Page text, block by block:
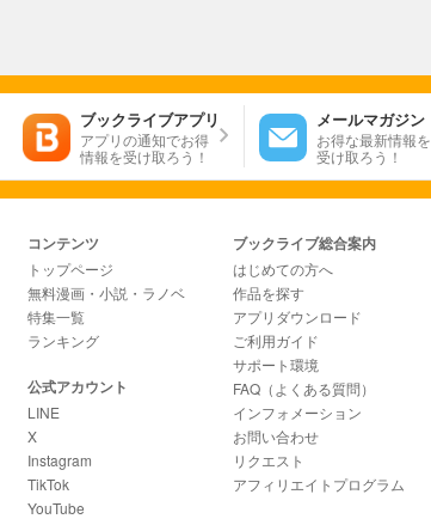
ブックライブアプリ
アプリの通知でお得
情報を受け取ろう！
メールマガジン
お得な最新情報を
受け取ろう！
コンテンツ
トップページ
無料漫画・小説・ラノベ
特集一覧
ランキング
公式アカウント
LINE
X
Instagram
TikTok
YouTube
ブックライブ総合案内
はじめての方へ
作品を探す
アプリダウンロード
ご利用ガイド
サポート環境
FAQ（よくある質問）
インフォメーション
お問い合わせ
リクエスト
アフィリエイトプログラム